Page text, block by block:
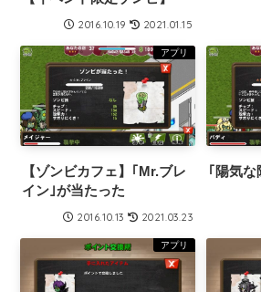
2016.10.19 2021.01.15
アプリ
【ゾンビカフェ】｢Mr.ブレ
イン｣が当たった
2016.10.13 2021.03.23
｢陽気な
アプリ